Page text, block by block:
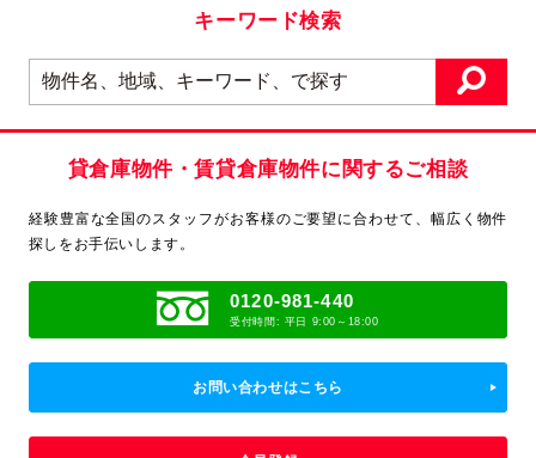
キーワード検索
貸倉庫物件・賃貸倉庫物件に関するご相談
経験豊富な全国のスタッフがお客様のご要望に合わせて、 幅広く物件
探しをお手伝いします。
0120-981-440
受付時間: 平日 9:00～18:00
お問い合わせはこちら